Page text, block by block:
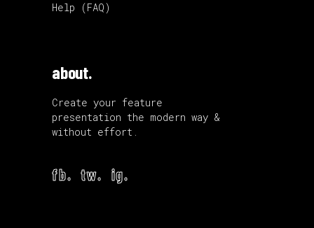
Help (FAQ)
about.
Create your feature
presentation the modern way &
without effort.
fb. tw. ig.